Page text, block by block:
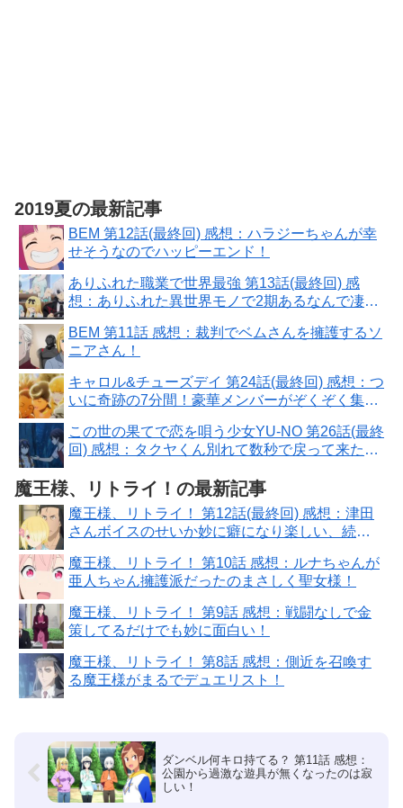
2019夏の最新記事
BEM 第12話(最終回) 感想：ハラジーちゃんが幸
せそうなのでハッピーエンド！
ありふれた職業で世界最強 第13話(最終回) 感
想：ありふれた異世界モノで2期あるなんで凄
BEM 第11話 感想：裁判でベムさんを擁護するソ
ニアさん！
キャロル&チューズデイ 第24話(最終回) 感想：つ
いに奇跡の7分間！豪華メンバーがぞくぞく集
この世の果てで恋を唄う少女YU-NO 第26話(最終
回) 感想：タクヤくん別れて数秒で戻って来た！
魔王様、リトライ！の最新記事
魔王様、リトライ！ 第12話(最終回) 感想：津田
さんボイスのせいか妙に癖になり楽しい、続
魔王様、リトライ！ 第10話 感想：ルナちゃんが
亜人ちゃん擁護派だったのまさしく聖女様！
魔王様、リトライ！ 第9話 感想：戦闘なしで金
策してるだけでも妙に面白い！
魔王様、リトライ！ 第8話 感想：側近を召喚す
る魔王様がまるでデュエリスト！
ダンベル何キロ持てる？ 第11話 感想：
公園から過激な遊具が無くなったのは寂
しい！